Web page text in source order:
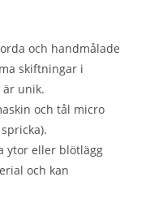
och handmålade
skiftningar i
unik.
och tål micro
ytor eller blötlägg
och kan